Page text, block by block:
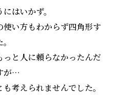
はいかず。
使い方もわからず四角形す
と人に頼らなかったんだ
が…
考えられませんでした。